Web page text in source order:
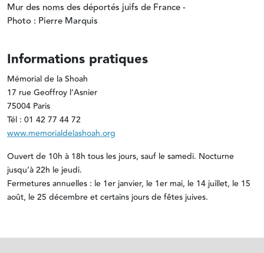
Mur des noms des déportés juifs de France -
Photo : Pierre Marquis
Informations pratiques
Mémorial de la Shoah
17 rue Geoffroy l’Asnier
75004 Paris
Tél : 01 42 77 44 72
www.memorialdelashoah.org
Ouvert de 10h à 18h tous les jours, sauf le samedi. Nocturne
jusqu’à 22h le jeudi.
Fermetures annuelles : le 1er janvier, le 1er mai, le 14 juillet, le 15
août, le 25 décembre et certains jours de fêtes juives.